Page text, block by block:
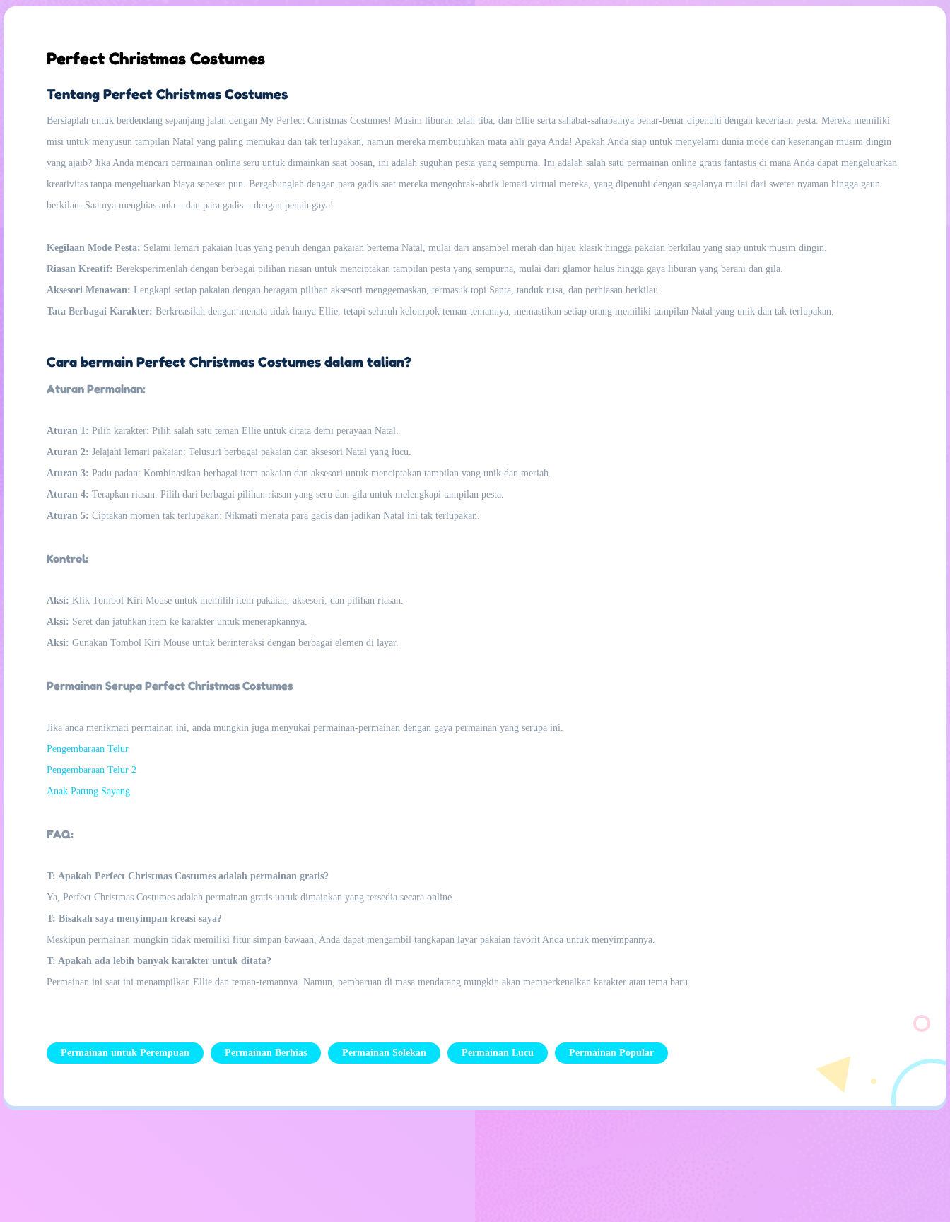
Perfect Christmas Costumes
Tentang Perfect Christmas Costumes
Bersiaplah untuk berdendang sepanjang jalan dengan My Perfect Christmas Costumes! Musim liburan telah tiba, dan Ellie serta sahabat-sahabatnya benar-benar dipenuhi dengan keceriaan pesta. Mereka memiliki
misi untuk menyusun tampilan Natal yang paling memukau dan tak terlupakan, namun mereka membutuhkan mata ahli gaya Anda! Apakah Anda siap untuk menyelami dunia mode dan kesenangan musim dingin
yang ajaib? Jika Anda mencari permainan online seru untuk dimainkan saat bosan, ini adalah suguhan pesta yang sempurna. Ini adalah salah satu permainan online gratis fantastis di mana Anda dapat mengeluarkan
kreativitas tanpa mengeluarkan biaya sepeser pun. Bergabunglah dengan para gadis saat mereka mengobrak-abrik lemari virtual mereka, yang dipenuhi dengan segalanya mulai dari sweter nyaman hingga gaun
berkilau. Saatnya menghias aula – dan para gadis – dengan penuh gaya!
Kegilaan Mode Pesta: Selami lemari pakaian luas yang penuh dengan pakaian bertema Natal, mulai dari ansambel merah dan hijau klasik hingga pakaian berkilau yang siap untuk musim dingin.
Riasan Kreatif: Bereksperimenlah dengan berbagai pilihan riasan untuk menciptakan tampilan pesta yang sempurna, mulai dari glamor halus hingga gaya liburan yang berani dan gila.
Aksesori Menawan: Lengkapi setiap pakaian dengan beragam pilihan aksesori menggemaskan, termasuk topi Santa, tanduk rusa, dan perhiasan berkilau.
Tata Berbagai Karakter: Berkreasilah dengan menata tidak hanya Ellie, tetapi seluruh kelompok teman-temannya, memastikan setiap orang memiliki tampilan Natal yang unik dan tak terlupakan.
Cara bermain Perfect Christmas Costumes dalam talian?
Aturan Permainan:
Aturan 1: Pilih karakter: Pilih salah satu teman Ellie untuk ditata demi perayaan Natal.
Aturan 2: Jelajahi lemari pakaian: Telusuri berbagai pakaian dan aksesori Natal yang lucu.
Aturan 3: Padu padan: Kombinasikan berbagai item pakaian dan aksesori untuk menciptakan tampilan yang unik dan meriah.
Aturan 4: Terapkan riasan: Pilih dari berbagai pilihan riasan yang seru dan gila untuk melengkapi tampilan pesta.
Aturan 5: Ciptakan momen tak terlupakan: Nikmati menata para gadis dan jadikan Natal ini tak terlupakan.
Kontrol:
Aksi: Klik Tombol Kiri Mouse untuk memilih item pakaian, aksesori, dan pilihan riasan.
Aksi: Seret dan jatuhkan item ke karakter untuk menerapkannya.
Aksi: Gunakan Tombol Kiri Mouse untuk berinteraksi dengan berbagai elemen di layar.
Permainan Serupa Perfect Christmas Costumes
Jika anda menikmati permainan ini, anda mungkin juga menyukai permainan-permainan dengan gaya permainan yang serupa ini.
Pengembaraan Telur
Pengembaraan Telur 2
Anak Patung Sayang
FAQ:
T: Apakah Perfect Christmas Costumes adalah permainan gratis?
Ya, Perfect Christmas Costumes adalah permainan gratis untuk dimainkan yang tersedia secara online.
T: Bisakah saya menyimpan kreasi saya?
Meskipun permainan mungkin tidak memiliki fitur simpan bawaan, Anda dapat mengambil tangkapan layar pakaian favorit Anda untuk menyimpannya.
T: Apakah ada lebih banyak karakter untuk ditata?
Permainan ini saat ini menampilkan Ellie dan teman-temannya. Namun, pembaruan di masa mendatang mungkin akan memperkenalkan karakter atau tema baru.
Permainan untuk Perempuan Permainan Berhias Permainan Solekan Permainan Lucu Permainan Popular